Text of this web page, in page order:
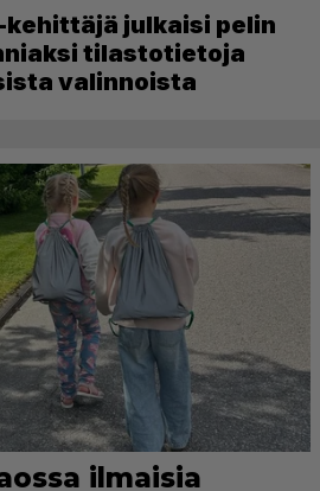
kehittäjä julkaisi pelin
tilastotietoja
valinnoista